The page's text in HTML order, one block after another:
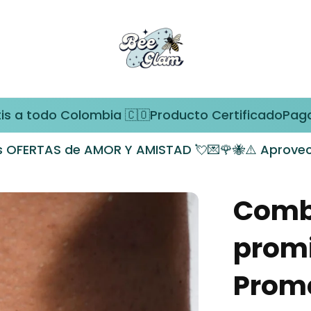
🇨🇴Producto CertificadoPagas en Casa
AMISTAD 💘💌🌹🐝⚠️ Aprovecha las OFERTAS